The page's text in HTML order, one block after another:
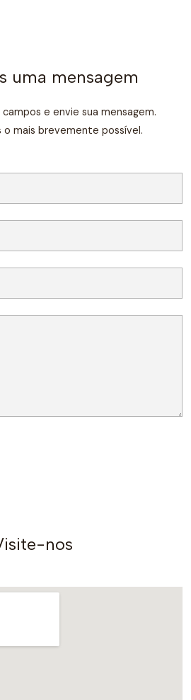
uma mensagem
e envie sua mensagem.
o mais brevemente possível.
nos